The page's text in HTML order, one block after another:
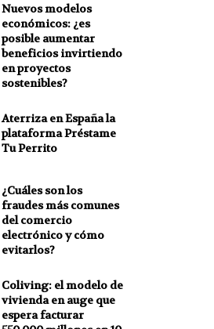
Nuevos modelos
económicos: ¿es
posible aumentar
beneficios invirtiendo
en proyectos
sostenibles?
Aterriza en España la
plataforma Préstame
Tu Perrito
¿Cuáles son los
fraudes más comunes
del comercio
electrónico y cómo
evitarlos?
Coliving: el modelo de
vivienda en auge que
espera facturar